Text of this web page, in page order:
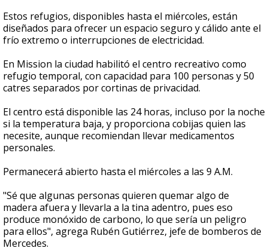
Estos refugios, disponibles hasta el miércoles, están
diseñados para ofrecer un espacio seguro y cálido ante el
frío extremo o interrupciones de electricidad.
En Mission la ciudad habilitó el centro recreativo como
refugio temporal, con capacidad para 100 personas y 50
catres separados por cortinas de privacidad.
El centro está disponible las 24 horas, incluso por la noche
si la temperatura baja, y proporciona cobijas quien las
necesite, aunque recomiendan llevar medicamentos
personales.
Permanecerá abierto hasta el miércoles a las 9 A.M.
"Sé que algunas personas quieren quemar algo de
madera afuera y llevarla a la tina adentro, pues eso
produce monóxido de carbono, lo que sería un peligro
para ellos", agrega Rubén Gutiérrez, jefe de bomberos de
Mercedes.